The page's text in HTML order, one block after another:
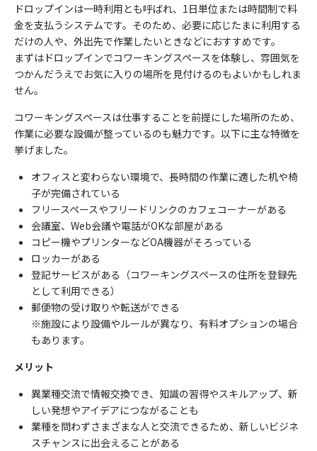
ドロップインは一時利用とも呼ばれ、1日単位または時間制で料
金を支払うシステムです。そのため、必要に応じたまに利用する
だけの人や、外出先で作業したいときなどにおすすめです。
まずはドロップインでコワーキングスペースを体験し、雰囲気を
つかんだうえでお気に入りの場所を見付けるのもよいかもしれま
せん。
コワーキングスペースは仕事することを前提にした場所のため、
作業に必要な設備が整っているのも魅力です。以下に主な特徴を
挙げました。
オフィスと変わらない環境で、長時間の作業に適した机や椅
子が完備されている
フリースペースやフリードリンクのカフェコーナーがある
会議室、Web会議や電話がOKな部屋がある
コピー機やプリンターなどOA機器がそろっている
ロッカーがある
登記サービスがある（コワーキングスペースの住所を登録先
として利用できる）
郵便物の受け取りや転送ができる
※施設により設備やルールが異なり、有料オプションの場合
もあります。
メリット
異業種交流で情報交換でき、知識の習得やスキルアップ、新
しい発想やアイデアにつながることも
業種を問わずさまざまな人と交流できるため、新しいビジネ
スチャンスに出会えることがある